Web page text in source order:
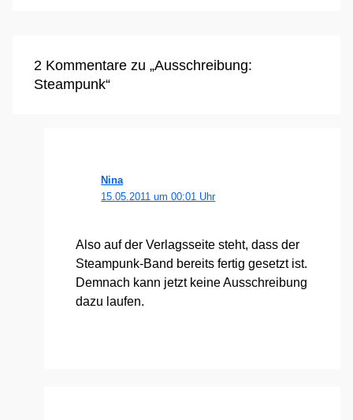
2 Kommentare zu „Ausschreibung:
Steampunk“
Nina
15.05.2011 um 00:01 Uhr
Also auf der Ver­lags­sei­te steht, dass der
Steam­punk-Band bereits fer­tig gesetzt ist.
Dem­nach kann jetzt kei­ne Aus­schrei­bung
dazu lau­fen.